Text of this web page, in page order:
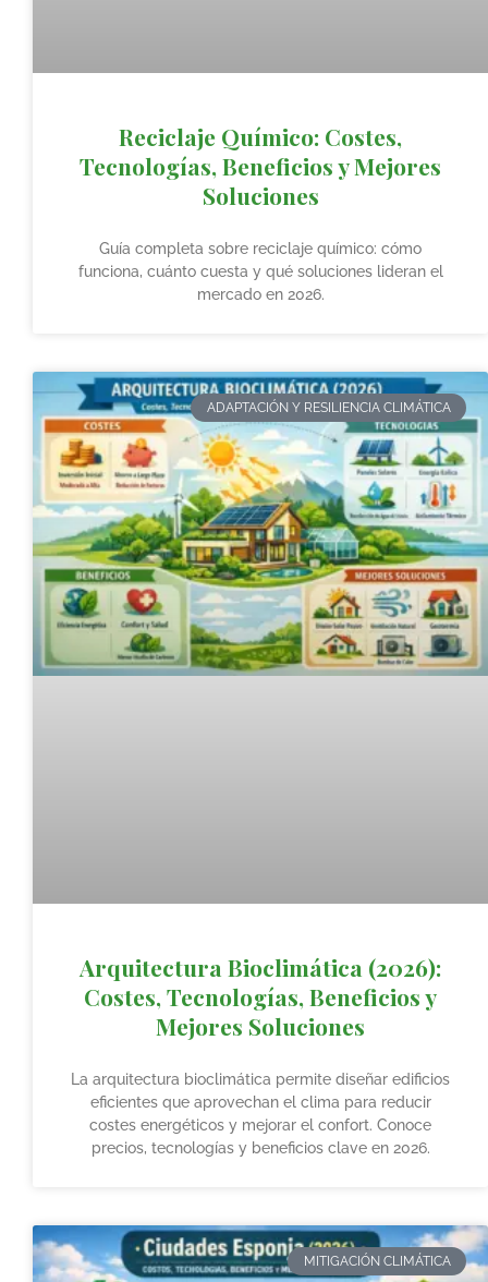
Reciclaje Químico: Costes,
Tecnologías, Beneficios y Mejores
Soluciones
Guía completa sobre reciclaje químico: cómo
funciona, cuánto cuesta y qué soluciones lideran el
mercado en 2026.
ADAPTACIÓN Y RESILIENCIA CLIMÁTICA
Arquitectura Bioclimática (2026):
Costes, Tecnologías, Beneficios y
Mejores Soluciones
La arquitectura bioclimática permite diseñar edificios
eficientes que aprovechan el clima para reducir
costes energéticos y mejorar el confort. Conoce
precios, tecnologías y beneficios clave en 2026.
MITIGACIÓN CLIMÁTICA